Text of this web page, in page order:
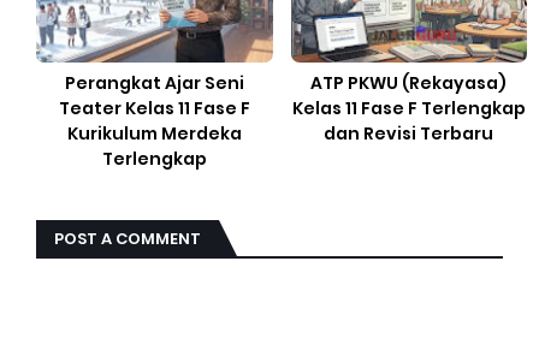
Perangkat Ajar Seni
Teater Kelas 11 Fase F
Kurikulum Merdeka
Terlengkap
ATP PKWU (Rekayasa)
Kelas 11 Fase F Terlengkap
dan Revisi Terbaru
POST A COMMENT